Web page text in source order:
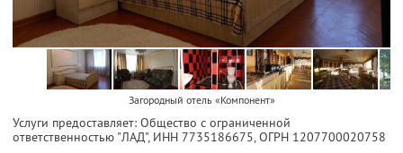
Загородный отель «Компонент»
Услуги предоставляет: Общество с ограниченной
ответственностью "ЛАД", ИНН 7735186675, ОГРН 1207700020758